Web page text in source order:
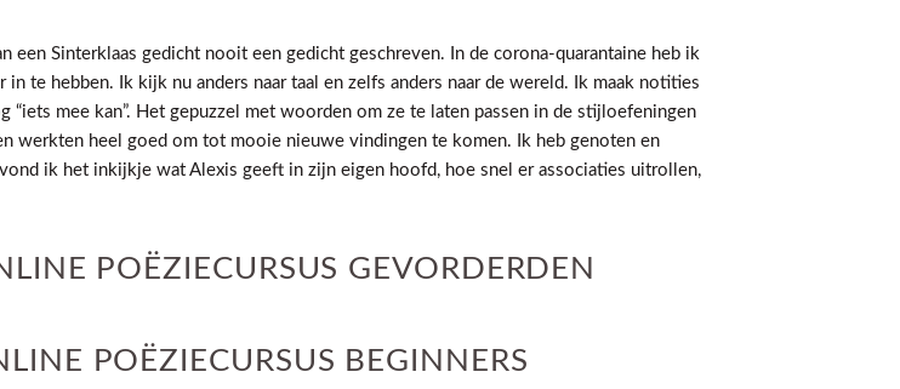
een Sinterklaas gedicht nooit een gedicht geschreven. In de corona-quarantaine heb ik
te hebben. Ik kijk nu anders naar taal en zelfs anders naar de wereld. Ik maak notities
mee kan”. Het gepuzzel met woorden om ze te laten passen in de stijloefeningen
werkten heel goed om tot mooie nieuwe vindingen te komen. Ik heb genoten en
ik het inkijkje wat Alexis geeft in zijn eigen hoofd, hoe snel er associaties uitrollen,
POËZIECURSUS GEVORDERDEN
POËZIECURSUS BEGINNERS